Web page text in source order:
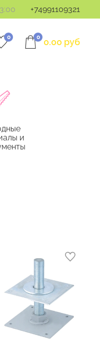
+74991109321
0 0 0.00 руб
и